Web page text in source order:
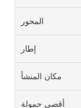
المحور
إطار
مكان المنشأ
أقصى حمولة